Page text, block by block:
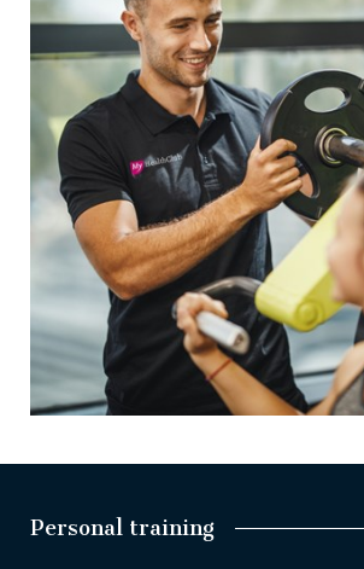
Personal training